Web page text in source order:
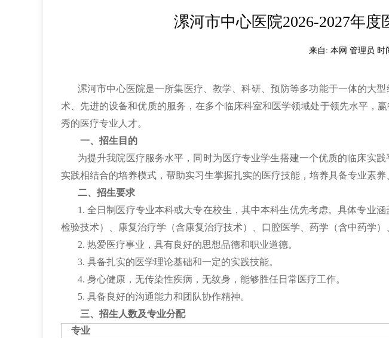
漯河市中心医院2026-2027年
来自: 本网 管理员 时
漯河市中心医院是一所集医疗、教学、科研、预防等多功能于一体的大
术、先进的设备和优质的服务，在多个临床科室和医学领域处于领先水平，
秀的医疗专业人才。
一、招生目的
为提升我院医疗服务水平，同时为医疗专业学生搭建一个优质的临床实
实践相结合的培养模式，帮助实习生掌握扎实的医疗技能，培养具备专业素
二、招生要求
1. 全日制医疗专业本科或大专在校生，其中本科生优先考虑。具体专业
检验技术）、康复治疗学（含康复治疗技术）、口腔医学、药学（含中药学
2. 热爱医疗事业，具有良好的思想品德和职业道德。
3. 具备扎实的医学理论基础和一定的实践技能。
4. 身心健康，无传染性疾病，无纹身，能够胜任日常医疗工作。
5. 具备良好的沟通能力和团队协作精神。
三、招生人数及专业分配
专业